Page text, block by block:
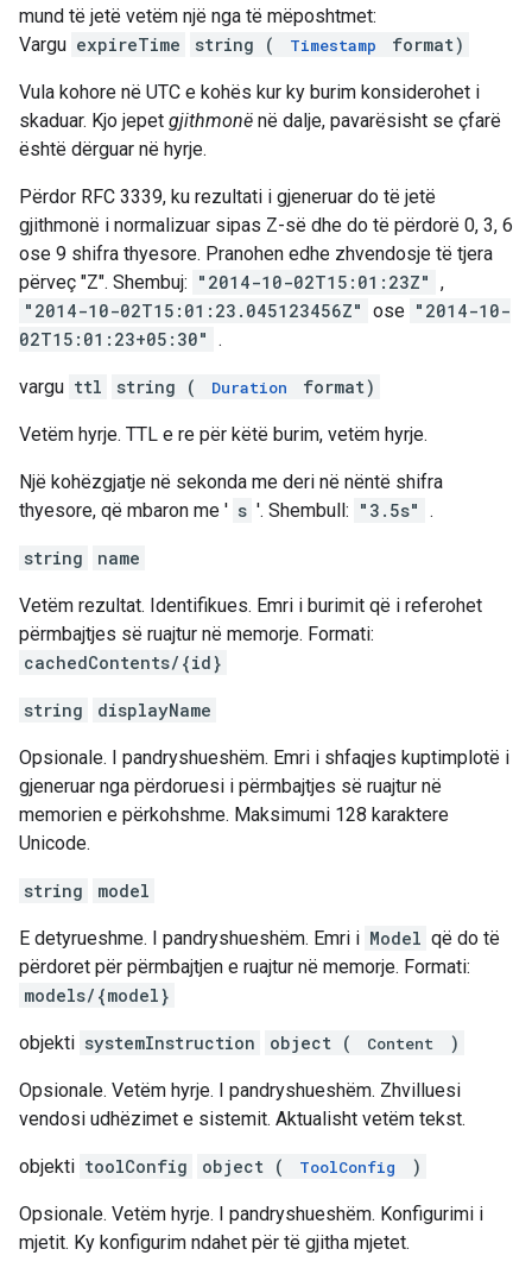
mund të jetë vetëm një nga të mëposhtmet:
Vargu expireTime string ( Timestamp format)
Vula kohore në UTC e kohës kur ky burim konsiderohet i
skaduar. Kjo jepet gjithmonë në dalje, pavarësisht se çfarë
është dërguar në hyrje.
Përdor RFC 3339, ku rezultati i gjeneruar do të jetë
gjithmonë i normalizuar sipas Z-së dhe do të përdorë 0, 3, 6
ose 9 shifra thyesore. Pranohen edhe zhvendosje të tjera
përveç "Z". Shembuj: "2014-10-02T15:01:23Z" ,
"2014-10-02T15:01:23.045123456Z" ose "2014-10-
02T15:01:23+05:30" .
vargu ttl string ( Duration format)
Vetëm hyrje. TTL e re për këtë burim, vetëm hyrje.
Një kohëzgjatje në sekonda me deri në nëntë shifra
thyesore, që mbaron me ' s '. Shembull: "3.5s" .
string name
Vetëm rezultat. Identifikues. Emri i burimit që i referohet
përmbajtjes së ruajtur në memorje. Formati:
cachedContents/{id}
string displayName
Opsionale. I pandryshueshëm. Emri i shfaqjes kuptimplotë i
gjeneruar nga përdoruesi i përmbajtjes së ruajtur në
memorien e përkohshme. Maksimumi 128 karaktere
Unicode.
string model
E detyrueshme. I pandryshueshëm. Emri i Model që do të
përdoret për përmbajtjen e ruajtur në memorje. Formati:
models/{model}
objekti systemInstruction object ( Content )
Opsionale. Vetëm hyrje. I pandryshueshëm. Zhvilluesi
vendosi udhëzimet e sistemit. Aktualisht vetëm tekst.
objekti toolConfig object ( ToolConfig )
Opsionale. Vetëm hyrje. I pandryshueshëm. Konfigurimi i
mjetit. Ky konfigurim ndahet për të gjitha mjetet.